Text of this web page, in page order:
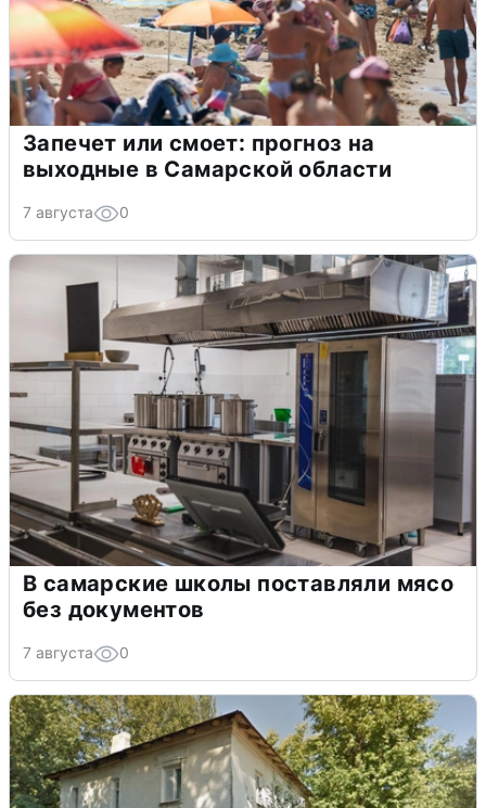
Запечет или смоет: прогноз на
выходные в Самарской области
7 августа 0
В самарские школы поставляли мясо
без документов
7 августа 0